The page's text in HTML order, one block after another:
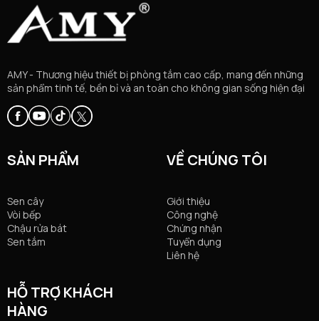
AMY - Thương hiệu thiết bị phòng tắm cao cấp, mang đến những
sản phẩm tinh tế, bền bỉ và an toàn cho không gian sống hiện đại
SẢN PHẨM
Sen cây
Vòi bếp
Chậu rửa bát
Sen tắm
VỀ CHÚNG TÔI
Giới thiệu
Công nghệ
Chứng nhận
Tuyển dụng
Liên hệ
HỖ TRỢ KHÁCH
HÀNG